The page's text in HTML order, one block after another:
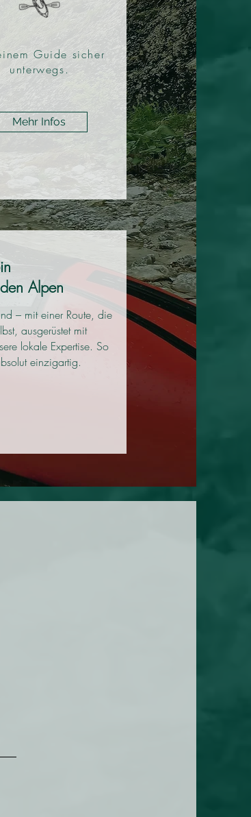
Guide sicher
unterwegs.
Mehr Infos
Alpen
– mit einer Route, die
ausgerüstet mit
lokale Expertise. So
einzigartig.